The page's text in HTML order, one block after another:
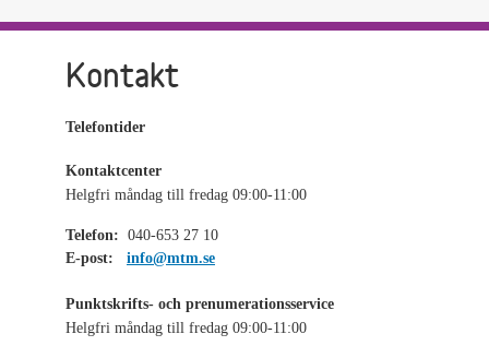
Kontakt
Telefontider
Kontaktcenter
Helgfri måndag till fredag 09:00-11:00
Telefon: 040-653 27 10
E-post:
info@mtm.se
Punktskrifts- och prenumerationsservice
Helgfri måndag till fredag 09:00-11:00